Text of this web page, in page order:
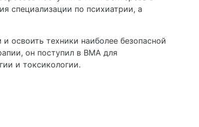
специализации по психиатрии, а
освоить техники наиболее безопасной
он поступил в ВМА для
и токсикологии.